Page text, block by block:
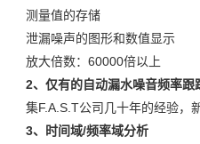
测量值的存储
泄漏噪声的图形和数值显示
放大倍数：60000倍以上
2、仅有的自动漏水噪音频率跟
集F.A.S.T公司几十年的经验，
3、时间域/频率域分析